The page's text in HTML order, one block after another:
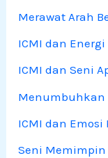
Merawat Arah
ICMI dan
ICMI dan Seni
Menumbuhkan
ICMI dan Emosi
Seni Memimpin